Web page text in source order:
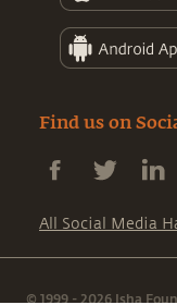
Find us on
All Social Media
© 1999 - 2026 Isha